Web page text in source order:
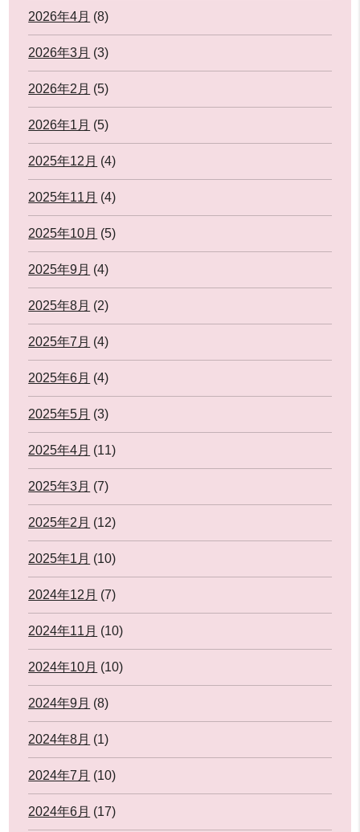
2026年4月 (8)
2026年3月 (3)
2026年2月 (5)
2026年1月 (5)
2025年12月 (4)
2025年11月 (4)
2025年10月 (5)
2025年9月 (4)
2025年8月 (2)
2025年7月 (4)
2025年6月 (4)
2025年5月 (3)
2025年4月 (11)
2025年3月 (7)
2025年2月 (12)
2025年1月 (10)
2024年12月 (7)
2024年11月 (10)
2024年10月 (10)
2024年9月 (8)
2024年8月 (1)
2024年7月 (10)
2024年6月 (17)